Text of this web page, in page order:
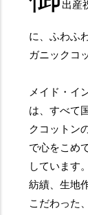
出産
に、ふわふ
ガニックコ
メイド・イ
は、すべて
クコットン
で心をこめ
しています。
紡績、生地
こだわった